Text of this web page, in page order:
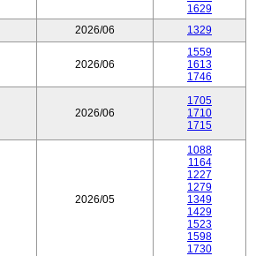
1629
2026/06 1329
2026/06
1559
1613
1746
2026/06
1705
1710
1715
2026/05
1088
1164
1227
1279
1349
1429
1523
1598
1730